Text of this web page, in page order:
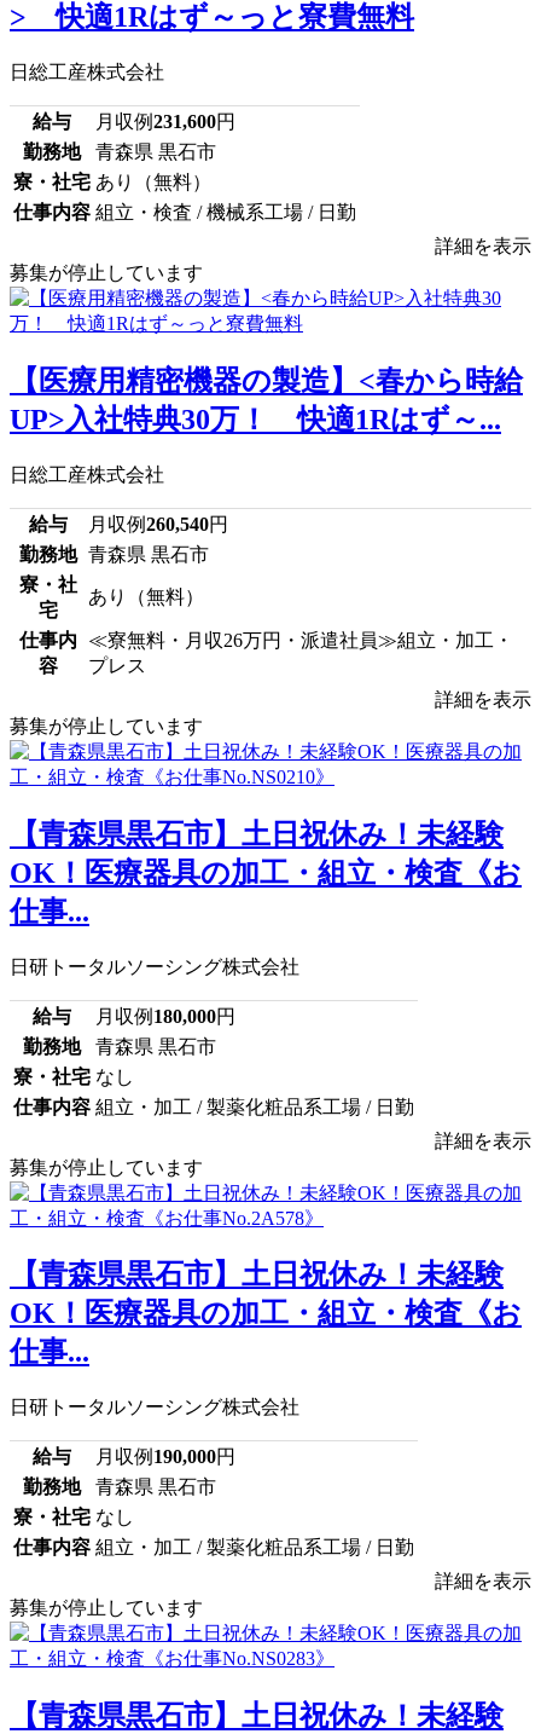
> 快適1Rはず～っと寮費無料
日総工産株式会社
給与 月収例231,600円
勤務地
青森県 黒石市
寮・社宅 あり（無料）
仕事内容 組立・検査 / 機械系工場 / 日勤
詳細を表示
募集が停止しています
【医療用精密機器の製造】<春から時給
UP>入社特典30万！ 快適1Rはず～...
日総工産株式会社
給与 月収例260,540円
勤務地 青森県 黒石市
寮・社
宅
あり（無料）
仕事内
容
≪寮無料・月収26万円・派遣社員≫組立・加工・
プレス
詳細を表示
募集が停止しています
【青森県黒石市】土日祝休み！未経験
OK！医療器具の加工・組立・検査《お
仕事...
日研トータルソーシング株式会社
給与 月収例 180,000円
勤務地
青森県 黒石市
寮・社宅 なし
仕事内容 組立・加工 / 製薬化粧品系工場 / 日勤
詳細を表示
募集が停止しています
【青森県黒石市】土日祝休み！未経験
OK！医療器具の加工・組立・検査《お
仕事...
日研トータルソーシング株式会社
給与 月収例 190,000円
勤務地
青森県 黒石市
寮・社宅 なし
仕事内容 組立・加工 / 製薬化粧品系工場 / 日勤
詳細を表示
募集が停止しています
【青森県黒石市】土日祝休み！未経験